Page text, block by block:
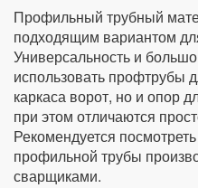
Профильный трубный
подходящим вариантом
Универсальность и
использовать профтрубы
каркаса ворот, но и опор
при этом отличаются
Рекомендуется
профильной трубы
сварщиками.